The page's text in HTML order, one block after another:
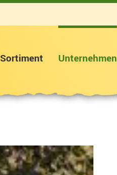
Sortiment Unternehmen